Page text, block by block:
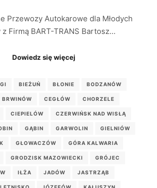
Przewozy Autokarowe dla Młodych
z Firmą BART-TRANS Bartosz…
Dowiedz się więcej
BIEŻUŃ BŁONIE BODZANÓW
BRWINÓW CEGŁÓW CHORZELE
CIEPIELÓW CZERWIŃSK NAD WISŁĄ
GĄBIN GARWOLIN GIELNIÓW
GŁOWACZÓW GÓRA KALWARIA
GRODZISK MAZOWIECKI GRÓJEC
IŁŻA JADÓW JASTRZĄB